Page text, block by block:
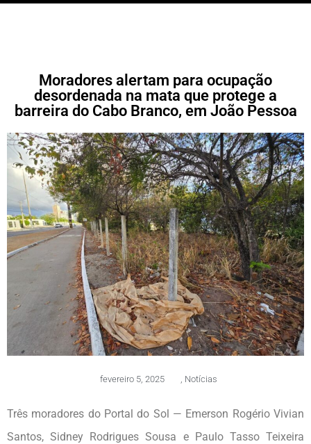
Moradores alertam para ocupação
desordenada na mata que protege a
barreira do Cabo Branco, em João Pessoa
fevereiro 5, 2025 Notícias
Três moradores do Portal do Sol — Emerson Rogério Vivian
Santos, Sidney Rodrigues Sousa e Paulo Tasso Teixeira